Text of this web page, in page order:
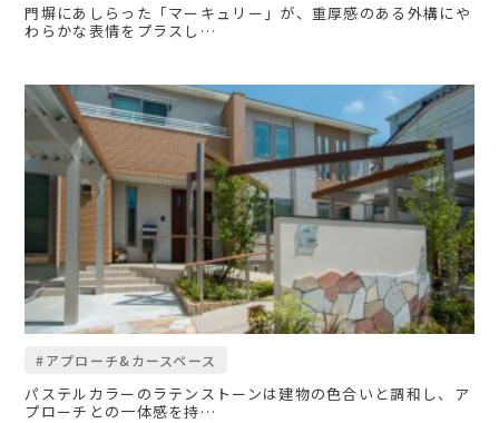
門塀にあしらった「マーキュリー」が、重厚感のある外構にや
わらかな表情をプラスし…
#アプローチ&カースペース
パステルカラーのラテンストーンは建物の色合いと調和し、ア
プローチとの一体感を持…